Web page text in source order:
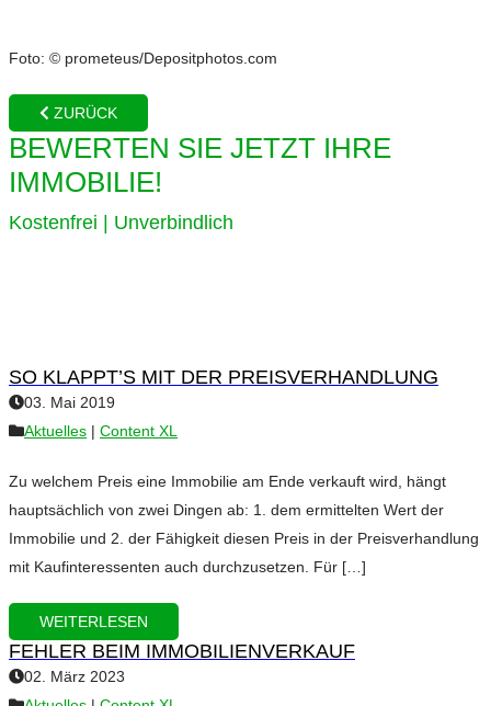
Foto: © prometeus/Depositphotos.com
ZURÜCK
BEWERTEN SIE JETZT IHRE
IMMOBILIE!
Kostenfrei | Unverbindlich
SO KLAPPT’S MIT DER PREISVERHANDLUNG
03. Mai 2019
Aktuelles | Content XL
Zu welchem Preis eine Immobilie am Ende verkauft wird, hängt
hauptsächlich von zwei Dingen ab: 1. dem ermittelten Wert der
Immobilie und 2. der Fähigkeit diesen Preis in der Preisverhandlung
mit Kaufinteressenten auch durchzusetzen. Für […]
WEITERLESEN
FEHLER BEIM IMMOBILIENVERKAUF
02. März 2023